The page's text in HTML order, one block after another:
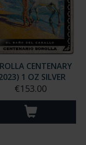
CENTENARY
1 OZ SILVER
€153.00